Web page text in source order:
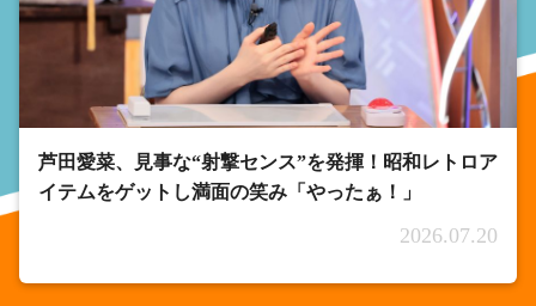
芦田愛菜、見事な“射撃センス”を発揮！昭和レトロア
イテムをゲットし満面の笑み「やったぁ！」
2026.07.20